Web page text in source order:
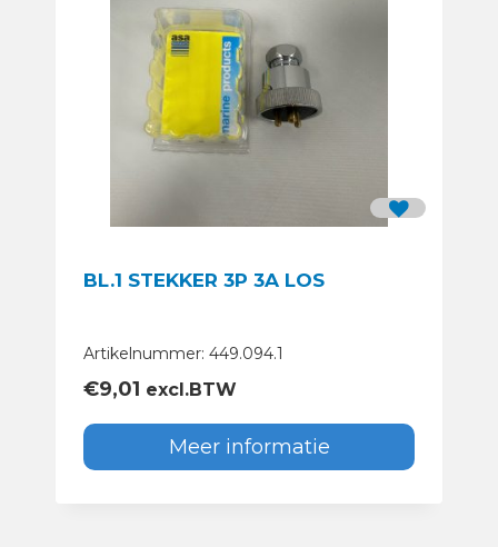
BL.1 STEKKER 3P 3A LOS
Artikelnummer: 449.094.1
€9,01 excl.BTW
Meer informatie